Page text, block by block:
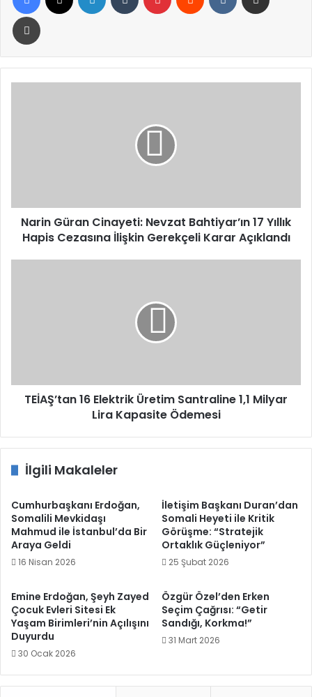
Yazdır
Cezasına
İlişkin
Gerekçeli
Narin Güran Cinayeti: Nevzat Bahtiyar’ın 17 Yıllık
Hapis Cezasına İlişkin Gerekçeli Karar Açıklandı
Kapasite
Ödemesi
TEİAŞ’tan 16 Elektrik Üretim Santraline 1,1 Milyar
Lira Kapasite Ödemesi
İlgili Makaleler
Cumhurbaşkanı Erdoğan,
Somalili Mevkidaşı
Mahmud ile İstanbul’da Bir
Araya Geldi
16 Nisan 2026
İletişim Başkanı Duran’dan
Somali Heyeti ile Kritik
Görüşme: “Stratejik
Ortaklık Güçleniyor”
25 Şubat 2026
Emine Erdoğan, Şeyh Zayed
Çocuk Evleri Sitesi Ek
Yaşam Birimleri’nin Açılışını
Duyurdu
30 Ocak 2026
Özgür Özel’den Erken
Seçim Çağrısı: “Getir
Sandığı, Korkma!”
31 Mart 2026